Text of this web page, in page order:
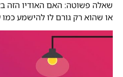
שאלה פשוטה: האם האודיו
או שהוא רק גורם לו להישמע כמו